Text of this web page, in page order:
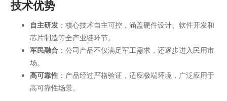
技术优势
自主研发：核心技术自主可控，涵盖硬件设计、软件开发和
芯片制造等全产业链环节。
军民融合：公司产品不仅满足军工需求，还逐步进入民用市
场。
高可靠性：产品经过严格验证，适应极端环境，广泛应用于
高可靠性场景。